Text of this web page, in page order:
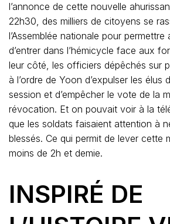
l’annonce de cette nouvelle
22h30, des milliers de citoyens se
l’Assemblée nationale pour permettre
d’entrer dans l’hémicycle face aux
leur côté, les officiers dépêchés sur
à l’ordre de Yoon d’expulser les élus
session et d’empêcher le vote de la
révocation. Et on pouvait voir à la
que les soldats faisaient attention à
blessés. Ce qui permit de lever cette
moins de 2h et demie.
INSPIRÉ DE